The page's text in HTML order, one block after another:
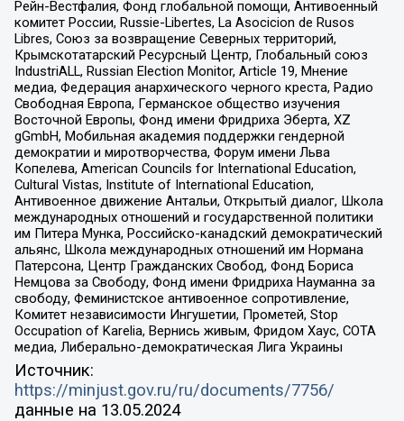
Рейн-Вестфалия, Фонд глобальной помощи, Антивоенный
комитет России, Russie-Libertes, La Asocicion de Rusos
Libres, Союз за возвращение Северных территорий,
Крымскотатарский Ресурсный Центр, Глобальный союз
IndustriALL, Russian Election Monitor, Article 19, Мнение
медиа, Федерация анархического черного креста, Радио
Свободная Европа, Германское общество изучения
Восточной Европы, Фонд имени Фридриха Эберта, XZ
gGmbH, Мобильная академия поддержки гендерной
демократии и миротворчества, Форум имени Льва
Копелева, American Councils for International Education,
Cultural Vistas, Institute of International Education,
Антивоенное движение Антальи, Открытый диалог, Школа
международных отношений и государственной политики
им Питера Мунка, Российско-канадский демократический
альянс, Школа международных отношений им Нормана
Патерсона, Центр Гражданских Свобод, Фонд Бориса
Немцова за Свободу, Фонд имени Фридриха Науманна за
свободу, Феминистское антивоенное сопротивление,
Комитет независимости Ингушетии, Прометей, Stop
Occupation of Karelia, Вернись живым, Фридом Хаус, СОТА
медиа, Либерально-демократическая Лига Украины
Источник:
https://minjust.gov.ru/ru/documents/7756/
данные на 13.05.2024